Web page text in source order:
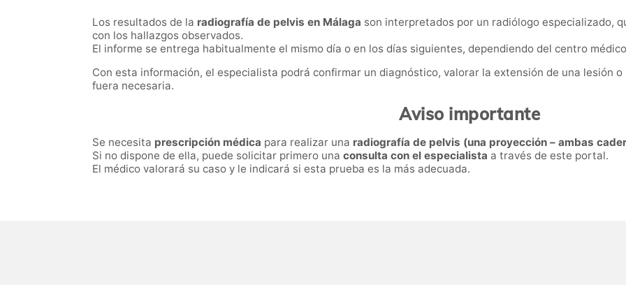
Los resultados de la radiografía de pelvis en Málaga son interpretados por un radiólogo especializado,
con los hallazgos observados.
El informe se entrega habitualmente el mismo día o en los días siguientes, dependiendo del centro
Con esta información, el especialista podrá confirmar un diagnóstico, valorar la extensión de una lesión
fuera necesaria.
Aviso importante
Se necesita prescripción médica para realizar una radiografía de pelvis (una proyección – ambas
Si no dispone de ella, puede solicitar primero una consulta con el especialista a través de este portal.
El médico valorará su caso y le indicará si esta prueba es la más adecuada.